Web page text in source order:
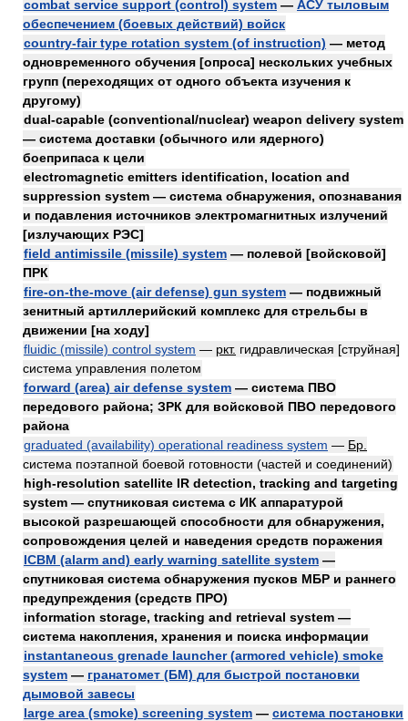
combat service support (control) system — АСУ тыловым
обеспечением (боевых действий) войск
country-fair type rotation system (of instruction) — метод
одновременного обучения [опроса] нескольких учебных
групп (переходящих от одного объекта изучения к
другому)
dual-capable (conventional/nuclear) weapon delivery system
— система доставки (обычного или ядерного)
боеприпаса к цели
electromagnetic emitters identification, location and
suppression system — система обнаружения, опознавания
и подавления источников электромагнитных излучений
[излучающих РЭС]
field antimissile (missile) system — полевой [войсковой]
ПРК
fire-on-the-move (air defense) gun system — подвижный
зенитный артиллерийский комплекс для стрельбы в
движении [на ходу]
fluidic (missile) control system — ркт. гидравлическая [струйная]
система управления полетом
forward (area) air defense system — система ПВО
передового района; ЗРК для войсковой ПВО передового
района
graduated (availability) operational readiness system — Бр.
система поэтапной боевой готовности (частей и соединений)
high-resolution satellite IR detection, tracking and targeting
system — спутниковая система с ИК аппаратурой
высокой разрешающей способности для обнаружения,
сопровождения целей и наведения средств поражения
ICBM (alarm and) early warning satellite system —
спутниковая система обнаружения пусков МБР и раннего
предупреждения (средств ПРО)
information storage, tracking and retrieval system —
система накопления, хранения и поиска информации
instantaneous grenade launcher (armored vehicle) smoke
system — гранатомет (БМ) для быстрой постановки
дымовой завесы
large area (smoke) screening system — система постановки